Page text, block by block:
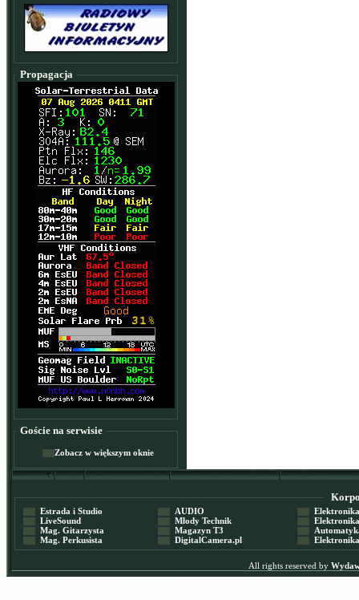
Propagacja
Goście na serwisie
Zobacz w większym oknie
Estrada i Studio
LiveSound
Mag. Gitarzysta
Mag. Perkusista
AUDIO
Młody Technik
Magazyn T3
DigitalCamera.pl
Elektronika
Elektronika
Automatyka
Elektronika
All rights reserved by